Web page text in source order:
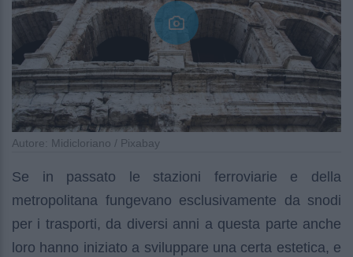
Autore: Midicloriano / Pixabay
Se in passato le stazioni ferroviarie e della
metropolitana fungevano esclusivamente da snodi
per i trasporti, da diversi anni a questa parte anche
loro hanno iniziato a sviluppare una certa estetica, e